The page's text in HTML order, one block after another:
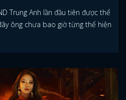
Trung Anh lần đầu tiên được thể
ông chưa bao giờ từng thể hiện